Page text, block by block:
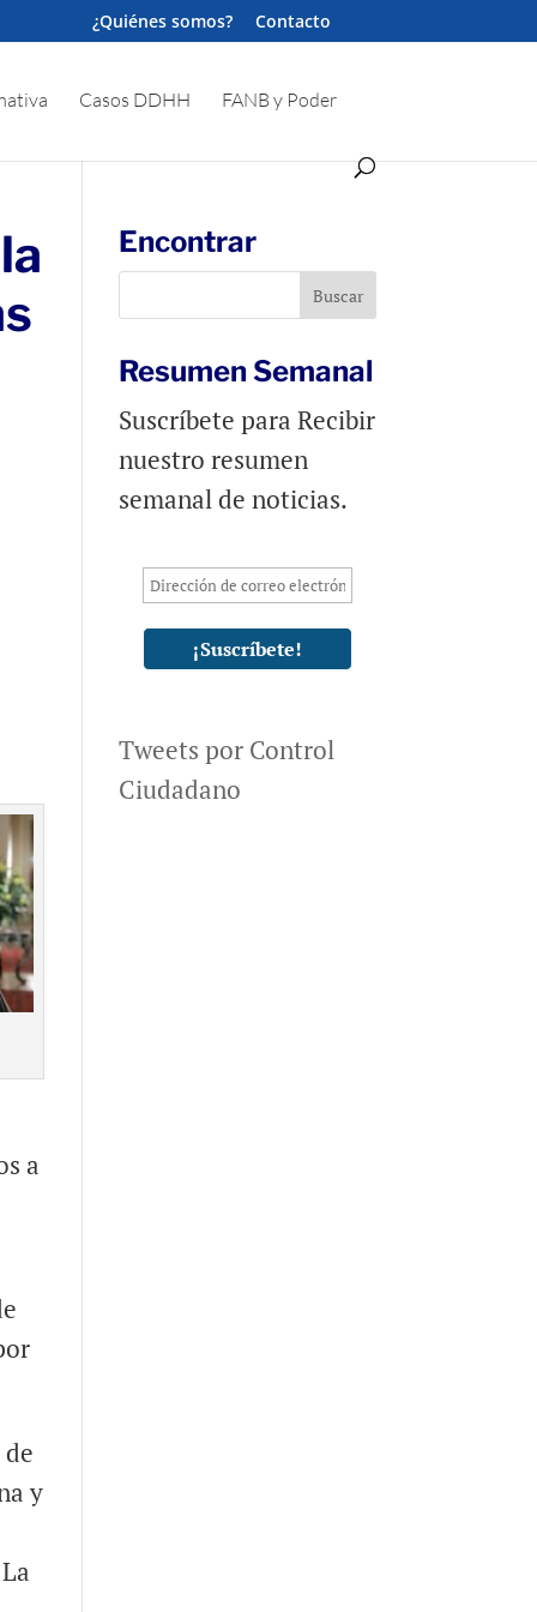
¿Quiénes somos? Contacto
Casos DDHH FANB y Poder
a
y
Encontrar
Resumen Semanal
Suscríbete para Recibir
nuestro resumen
semanal de noticias.
Tweets por Control
Ciudadano